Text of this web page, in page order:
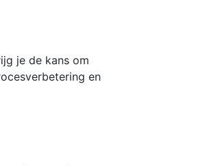
je de kans om
en